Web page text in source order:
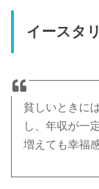
イースタ
貧しいときに
し、年収が一
増えても幸福